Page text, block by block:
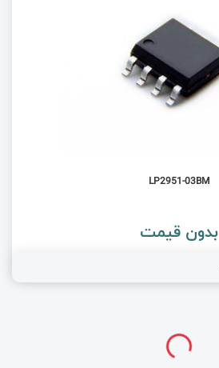
LP2951-03BM
بدون قیمت